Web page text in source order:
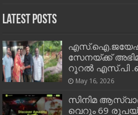
Latest Posts
സേനയ്ക്ക്
റൂറൽ എസ്.പി
May 16, 2026
സിനിമ
വെറും 69